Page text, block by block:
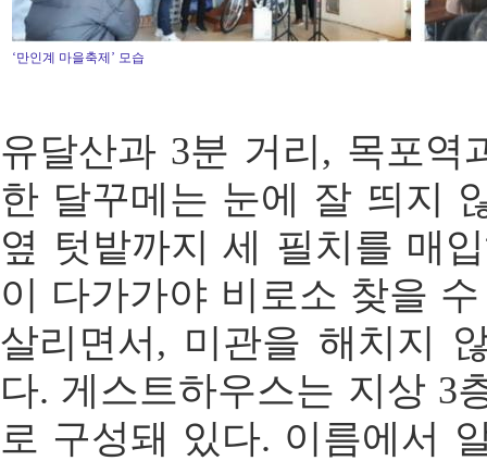
‘만인계 마을축제’ 모습
유달산과 3분 거리, 목포역
한 달꾸메는 눈에 잘 띄지
옆 텃밭까지 세 필치를 매
이 다가가야 비로소 찾을
살리면서, 미관을 해치지
다. 게스트하우스는 지상 3
로 구성돼 있다. 이름에서